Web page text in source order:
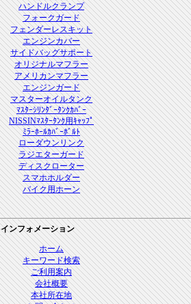
ハンドルクランプ
フォークガード
フェンダーレスキット
エンジンカバー
サイドバッグサポート
オリジナルマフラー
アメリカンマフラー
エンジンガード
マスターオイルタンク
ﾏｽﾀｰｼﾘﾝﾀﾞｰﾀﾝｸｶﾊﾞｰ
NISSINﾏｽﾀｰﾀﾝｸ用ｷｬｯﾌﾟ
ﾐﾗｰﾎｰﾙｶﾊﾞｰﾎﾞﾙﾄ
ローダウンリンク
ラジエターガード
ディスクローター
スマホホルダー
バイク用ホーン
インフォメーション
ホーム
キーワード検索
ご利用案内
会社概要
本社所在地